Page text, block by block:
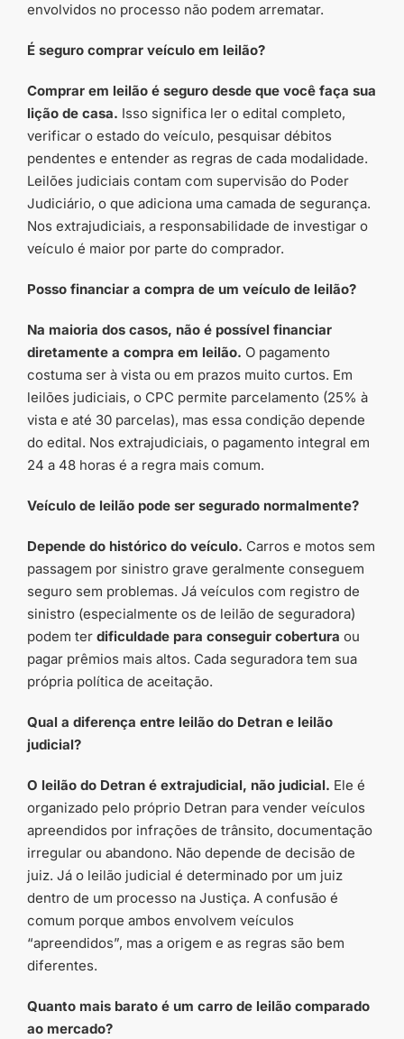
envolvidos no processo não podem arrematar.
É seguro comprar veículo em leilão?
Comprar em leilão é seguro desde que você faça sua
lição de casa. Isso significa ler o edital completo,
verificar o estado do veículo, pesquisar débitos
pendentes e entender as regras de cada modalidade.
Leilões judiciais contam com supervisão do Poder
Judiciário, o que adiciona uma camada de segurança.
Nos extrajudiciais, a responsabilidade de investigar o
veículo é maior por parte do comprador.
Posso financiar a compra de um veículo de leilão?
Na maioria dos casos, não é possível financiar
diretamente a compra em leilão. O pagamento
costuma ser à vista ou em prazos muito curtos. Em
leilões judiciais, o CPC permite parcelamento (25% à
vista e até 30 parcelas), mas essa condição depende
do edital. Nos extrajudiciais, o pagamento integral em
24 a 48 horas é a regra mais comum.
Veículo de leilão pode ser segurado normalmente?
Depende do histórico do veículo. Carros e motos sem
passagem por sinistro grave geralmente conseguem
seguro sem problemas. Já veículos com registro de
sinistro (especialmente os de leilão de seguradora)
podem ter dificuldade para conseguir cobertura ou
pagar prêmios mais altos. Cada seguradora tem sua
própria política de aceitação.
Qual a diferença entre leilão do Detran e leilão
judicial?
O leilão do Detran é extrajudicial, não judicial. Ele é
organizado pelo próprio Detran para vender veículos
apreendidos por infrações de trânsito, documentação
irregular ou abandono. Não depende de decisão de
juiz. Já o leilão judicial é determinado por um juiz
dentro de um processo na Justiça. A confusão é
comum porque ambos envolvem veículos
“apreendidos”, mas a origem e as regras são bem
diferentes.
Quanto mais barato é um carro de leilão comparado
ao mercado?